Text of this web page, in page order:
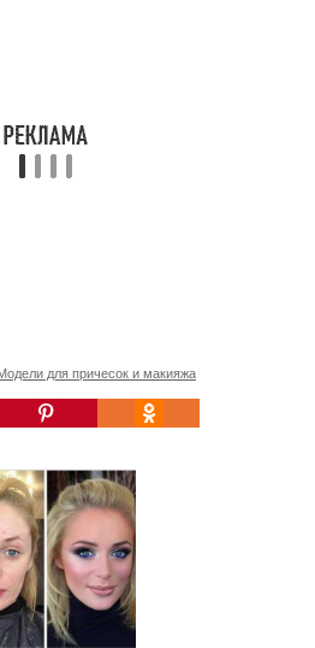
для причесок и макияжа